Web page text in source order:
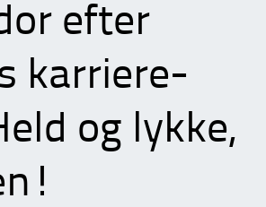
efter
karriere-
og lykke,